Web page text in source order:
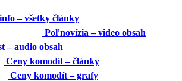
– všetky články
Poľnovízia – video obsah
– audio obsah
Ceny komodít – články
Ceny komodít – grafy